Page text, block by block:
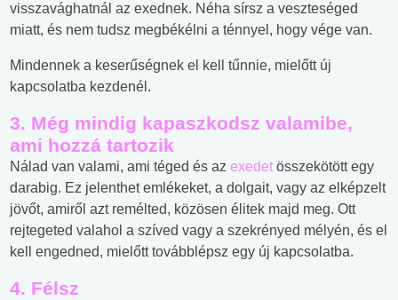
visszavághatnál az exednek. Néha sírsz a veszteséged
miatt, és nem tudsz megbékélni a ténnyel, hogy vége van.
Mindennek a keserűségnek el kell tűnnie, mielőtt új
kapcsolatba kezdenél.
3. Még mindig kapaszkodsz valamibe,
ami hozzá tartozik
Nálad van valami, ami téged és az exedet összekötött egy
darabig. Ez jelenthet emlékeket, a dolgait, vagy az elképzelt
jövőt, amiről azt remélted, közösen élitek majd meg. Ott
rejtegeted valahol a szíved vagy a szekrényed mélyén, és el
kell engedned, mielőtt továbblépsz egy új kapcsolatba.
4. Félsz